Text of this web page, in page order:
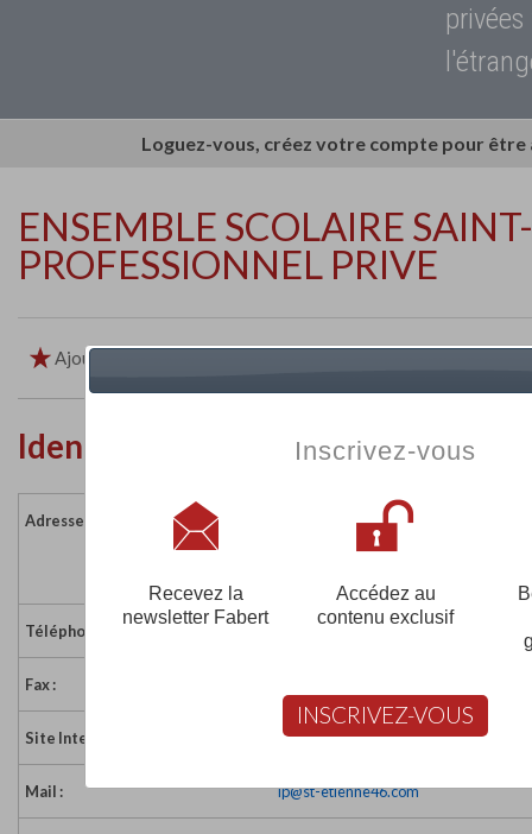
Loguez-vous, créez votre compte pour
ENSEMBLE SCOLAIRE
PROFESSIONNEL PRIVE
Ajouter aux favoris
Identité de l'établissement
Adresse :
3 place de la Verrerie
46000 CAHORS
Téléphone :
Fax :
Site Internet : http://www.st-etienne46.com
Mail : lp@st-etienne46.com
Inscrivez-vous
Recevez la
newsletter Fabert
Accédez au
contenu exclusif
INSCRIVEZ-VOUS